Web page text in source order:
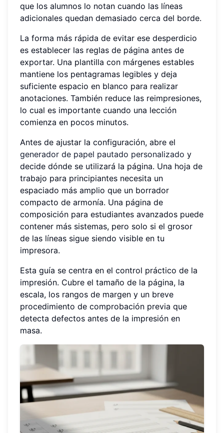
que los alumnos lo notan cuando las líneas
adicionales quedan demasiado cerca del borde.
La forma más rápida de evitar ese desperdicio
es establecer las reglas de página antes de
exportar. Una plantilla con márgenes estables
mantiene los pentagramas legibles y deja
suficiente espacio en blanco para realizar
anotaciones. También reduce las reimpresiones,
lo cual es importante cuando una lección
comienza en pocos minutos.
Antes de ajustar la configuración, abre el
generador de papel pautado personalizado y
decide dónde se utilizará la página. Una hoja de
trabajo para principiantes necesita un
espaciado más amplio que un borrador
compacto de armonía. Una página de
composición para estudiantes avanzados puede
contener más sistemas, pero solo si el grosor
de las líneas sigue siendo visible en tu
impresora.
Esta guía se centra en el control práctico de la
impresión. Cubre el tamaño de la página, la
escala, los rangos de margen y un breve
procedimiento de comprobación previa que
detecta defectos antes de la impresión en
masa.